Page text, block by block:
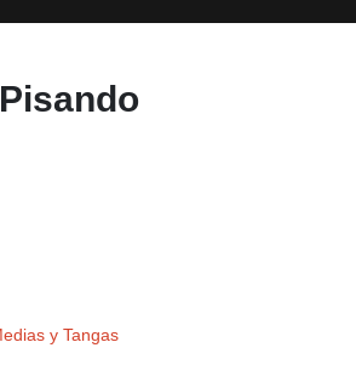
y Tangas